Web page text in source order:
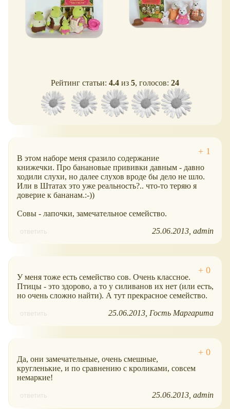
Рейтинг статьи: 4.4 из 5, голосов: 24
В этом наборе меня сразило содержание
книжечки. Про банановые прививки давным - давно
ходили слухи, но далее слухов вроде бы дело не шло.
Или в Штатах это уже реальность?.. что-то теряю я
доверие к бананам.:-))
Совы - лапочки, замечательное семейство.
ответить 25.06.2013 admin
У меня тоже есть семейство сов. Очень классное.
Птицы - это здорово, а то у силиванов их нет (или есть,
но очень сложно найти). А тут прекрасное семейство.
ответить 25.06.2013 Гость Маргарита
Да, они замечательные, очень смешные,
кругленькие, и по сравнению с кроликами, совсем
немаркие!
ответить 25.06.2013 admin